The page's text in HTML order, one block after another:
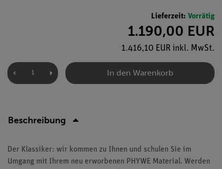
Lieferzeit: Vorrätig
1.190,00 EUR
1.416,10 EUR inkl. MwSt.
In den Warenkorb
Beschreibung
Der Klassiker: wir kommen zu Ihnen und schulen Sie im
Umgang mit Ihrem neu erworbenen PHYWE Material. Werden